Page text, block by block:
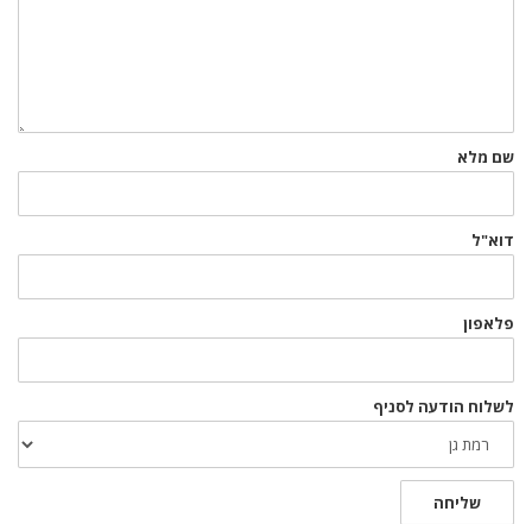
שם מלא
דוא"ל
פלאפון
לשלוח הודעה לסניף
שליחה